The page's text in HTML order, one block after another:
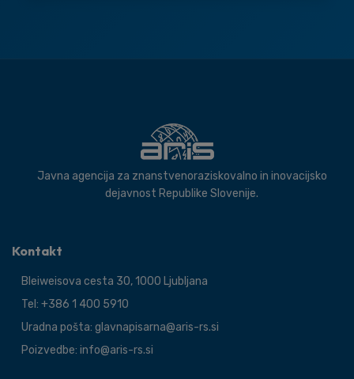
Javna agencija za znanstvenoraziskovalno in inovacijsko
dejavnost Republike Slovenije.
Kontakt
Bleiweisova cesta 30, 1000 Ljubljana
Tel: +386 1 400 5910
Uradna pošta: glavnapisarna@aris-rs.si
Poizvedbe: info@aris-rs.si